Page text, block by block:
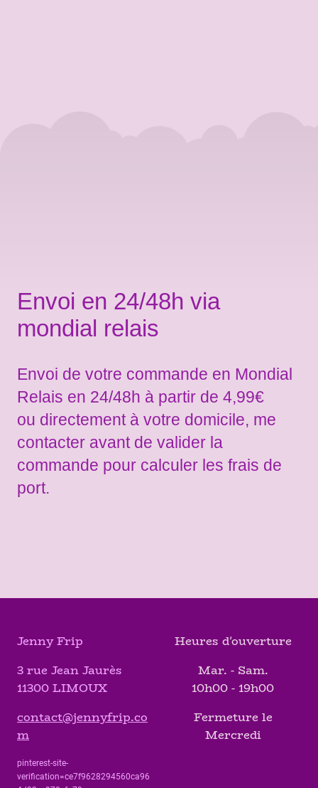
Envoi en 24/48h via
mondial relais
Envoi de votre commande en Mondial
Relais en 24/48h à partir de 4,99€
ou directement à votre domicile, me
contacter avant de valider la
commande pour calculer les frais de
port.
Jenny Frip
3 rue Jean Jaurès
11300 LIMOUX
contact@jennyfrip.co
m
pinterest-site-
verification=ce7f9628294560ca96
Heures d'ouverture
Mar. - Sam.
10h00 - 19h00
Fermeture le
Mercredi